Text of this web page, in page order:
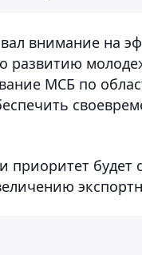
внимание на
развитию
МСБ по
будет